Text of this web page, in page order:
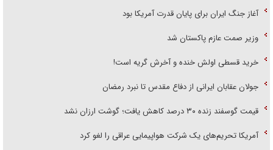
آغاز جنگ ایران برای پایان قدرت آمریکا بود
وزیر صمت عازم پاکستان شد
خرید قسطی اولش خنده و آخرش گریه است!
جولان عقابان ایرانی از دفاع مقدس تا نبرد رمضان
قیمت گوسفند زنده ۳۰ درصد کاهش یافت؛ گوشت ارزان نشد
آمریکا تحریم‌های یک شرکت هواپیمایی عراقی را لغو کرد